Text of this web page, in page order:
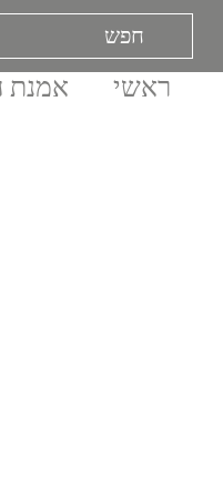
ראשי
אמנת